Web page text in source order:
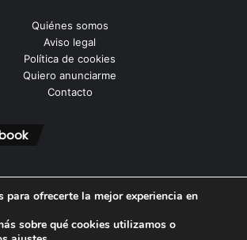
Quiénes somos
Aviso legal
Política de cookies
Quiero anunciarme
Contacto
Todos los derechos reservados |
para ofrecerte la mejor experiencia en
sobre qué cookies utilizamos o